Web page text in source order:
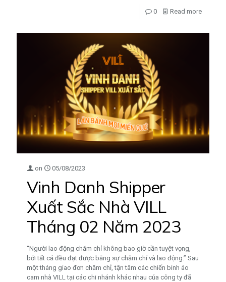
0 Read more
on 05/08/2023
Vinh Danh Shipper
Xuất Sắc Nhà VILL
Tháng 02 Năm 2023
“Người lao động chăm chỉ không bao giờ cần tuyệt vọng,
bởi tất cả đều đạt được bằng sự chăm chỉ và lao động.” Sau
một tháng giao đơn chăm chỉ, tận tâm các chiến binh áo
cam nhà VILL tại các chi nhánh khác nhau của công ty đã